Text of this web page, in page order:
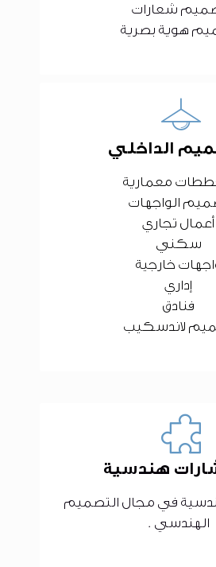
شعارات
هوية بصرية
الداخلي
معمارية
الواجهات
أعمال تجاري
سكني
خارجية
إداري
فنادق
لاندسكيب
هندسية
في مجال التصميم
الهندسي .